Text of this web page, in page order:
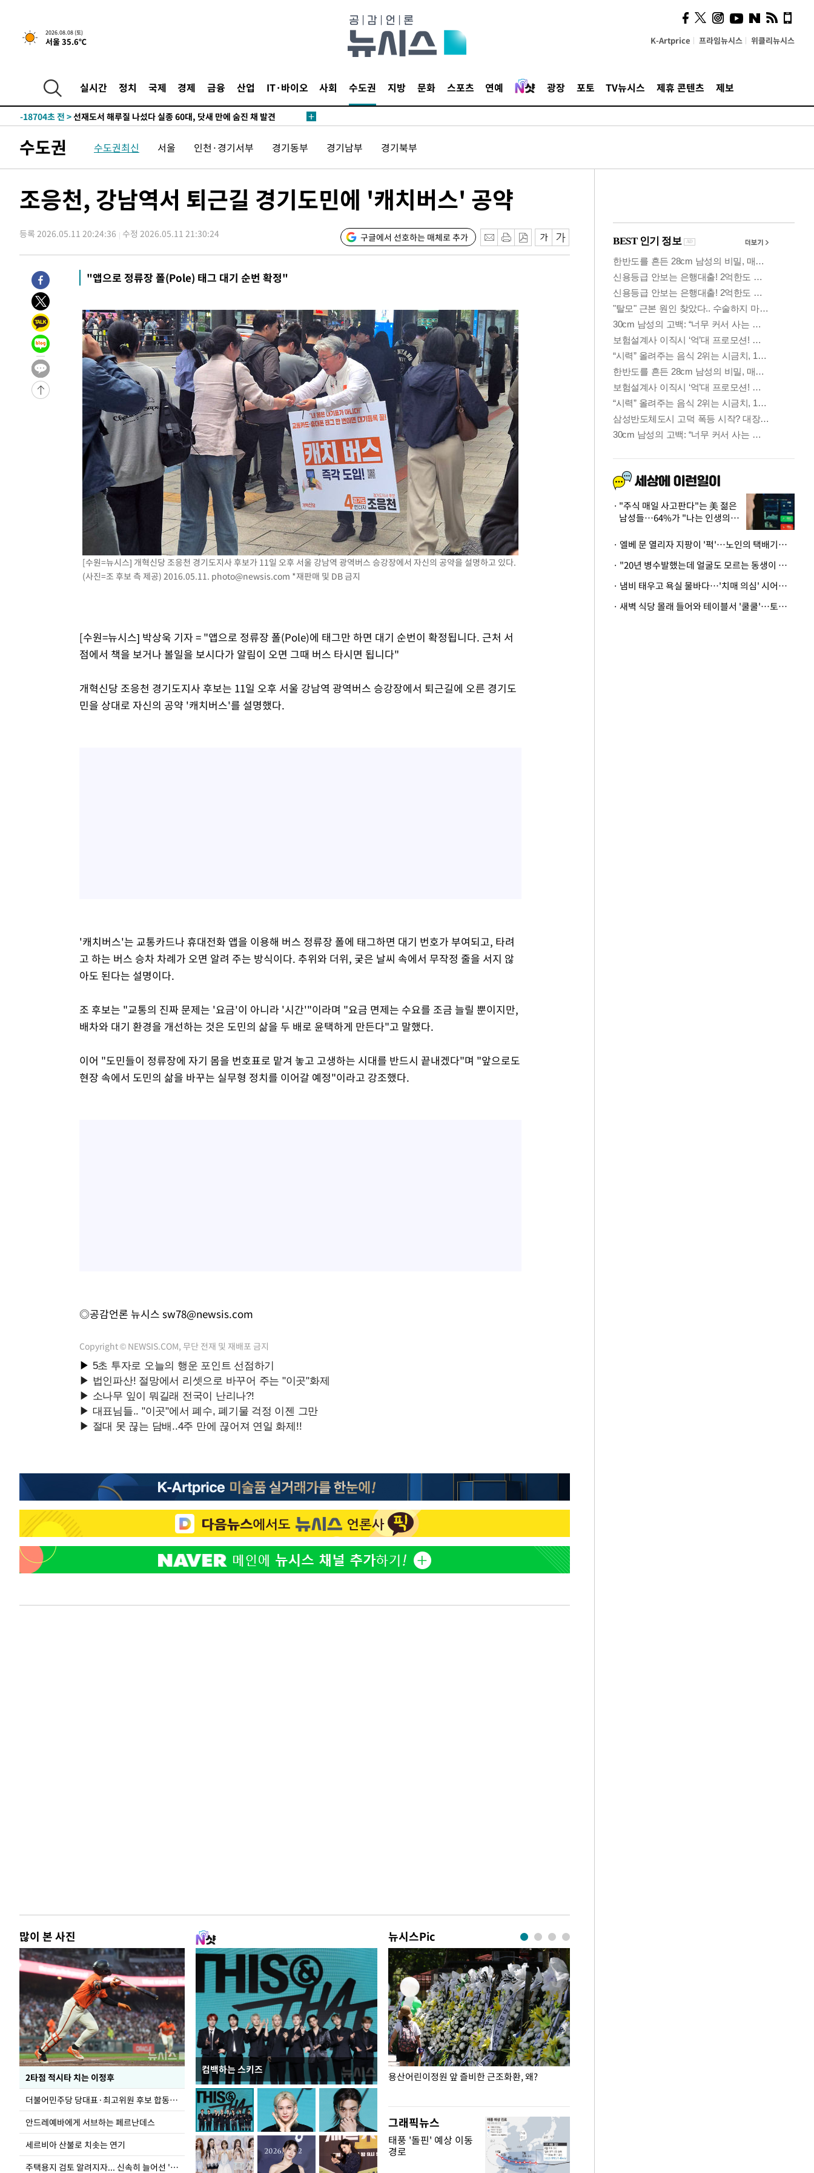
2026.08.08 (토)
서울 35.6℃ K-Artprice 프라임뉴시스 위클리뉴시스
실시간 정치 국제 경제 금융 산업 IT·바이오 사회 수도권 지방 문화 스포츠 연예 광장 포토 TV뉴시스 제휴 콘텐츠 제보
-32191초 전 >[속보]이강인 "감독님이 원하는 마음 느꼈고, 많은 트로피 원해 아
틀레티코 이적"
-31973초 전 >수도권 40도 육박 '펄펄'…동해안 일부 지역엔 호의주의보
-24887초 전 >
강릉에 시간당 81.4㎜ 물폭탄…도로 잠기고 담벼락 붕괴
-20994초 전 >
-18704초 전 >선재도서 해루질 나섰다 실종 60대, 닷새 만에 숨진 채 발견
-15614초 전 >
여수 오동도 해상서 모터보트 전복…1명 사망·1명 실종
-11841초 전 >극한폭염 한풀 꺾이지만…'낮 최고 35도' 무더위, 열대야 계속[다음
-7376초 전 >[속보]'압수수색·성접대 논란' 축구협회 "실망과 걱정 안겨드려 죄
3시간 전 >[속보]뉴욕증시 상승 마감…S&P 0.6% 나스닥 1.3%↑
-32191초 전 >[속보]이강인 "감독님이 원하는 마음 느꼈고, 많은 트로피 원해 아
-31973초 전 >
수도권 40도 육박 '펄펄'…동해안 일부 지역엔 호의주의보
-30942초 전 >
온열질환 사망자 3명 늘어…누적 환자 3000명 돌파
-24887초 전 >
-20994초 전 >
백운산서 80년근 천종산삼 9뿌리 발견…감정가 1.3억원
-18704초 전 >
선재도서 해루질 나섰다 실종 60대, 닷새 만에 숨진 채 발견
-16238초 전 >
남자 농구, 나고야 아시안게임서 '홈팀' 일본과 한일전
-15614초 전 >
여수 오동도 해상서 모터보트 전복…1명 사망·1명 실종
-11841초 전 >
극한폭염 한풀 꺾이지만…'낮 최고 35도' 무더위, 열대야 계속[다음
주 날씨]
축구협회 "압수수색·성접대 논란 사과…쇄신의 기회로 삼겠다"
[속보]'압수수색·성접대 논란' 축구협회 "실망과 걱정 안겨드려 죄
'최고 37도' 폭염 지속…강원동해안 최대 150㎜ 비
[속보]뉴욕증시 상승 마감…S&P 0.6% 나스닥 1.3%↑
수도권 수도권최신 서울 인천·경기서부 경기동부 경기남부 경기북부
조응천, 강남역서 퇴근길 경기도민에 '캐치버스' 공약
등록 2026.05.11 20:24:36 수정 2026.05.11 21:30:24 구글에서 선호하는 매체로 추가
"앱으로 정류장 폴(Pole) 태그 대기 순번 확정"
[수원=뉴시스] 개혁신당 조응천 경기도지사 후보가 11일 오후 서울 강남역 광역버스 승강장에서 자신의 공약을 설명하고 있다.
(사진=조 후보 측 제공) 2016.05.11. photo@newsis.com *재판매 및 DB 금지
[수원=뉴시스] 박상욱 기자 = "앱으로 정류장 폴(Pole)에 태그만 하면 대기 순번이 확정됩니다. 근처 서
점에서 책을 보거나 볼일을 보시다가 알림이 오면 그때 버스 타시면 됩니다"
개혁신당 조응천 경기도지사 후보는 11일 오후 서울 강남역 광역버스 승강장에서 퇴근길에 오른 경기도
민을 상대로 자신의 공약 '캐치버스'를 설명했다.
'캐치버스'는 교통카드나 휴대전화 앱을 이용해 버스 정류장 폴에 태그하면 대기 번호가 부여되고, 타려
고 하는 버스 승차 차례가 오면 알려 주는 방식이다. 추위와 더위, 궂은 날씨 속에서 무작정 줄을 서지 않
아도 된다는 설명이다.
조 후보는 "교통의 진짜 문제는 '요금'이 아니라 '시간'"이라며 "요금 면제는 수요를 조금 늘릴 뿐이지만,
배차와 대기 환경을 개선하는 것은 도민의 삶을 두 배로 윤택하게 만든다"고 말했다.
이어 "도민들이 정류장에 자기 몸을 번호표로 맡겨 놓고 고생하는 시대를 반드시 끝내겠다"며 "앞으로도
현장 속에서 도민의 삶을 바꾸는 실무형 정치를 이어갈 예정"이라고 강조했다.
◎공감언론 뉴시스 sw78@newsis.com
Copyright © NEWSIS.COM, 무단 전재 및 재배포 금지
많이 본 사진
2타점 적시타 치는 이정후
더불어민주당 당대표·최고위원 후보 합동연설회
안드레예바에게 서브하는 페르난데스
세르비아 산불로 치솟는 연기
주택용지 검토 알려지자... 신속히 늘어선 '근조화환'
컴백하는 스키즈
뉴시스Pic
사진으로 보는 일주일 용산어린이정원 앞 즐비한 근조화환, 왜?
그래픽뉴스
태풍 '돌핀' 예상 이동
경로
사이 해답 찾았죠"…알을
깨고 나온 '초자아'
"주식 매일 사고판다"는 美 젊은
남성들…64%가 "나는 인생의
· 엘베 문 열리자 지팡이 '퍽'…노인의 택배기사 폭행 이유
· "20년 병수발했는데 얼굴도 모르는 동생이 유산 절반을"…배다른 형제 상속권 있을까
· 냄비 태우고 욕실 물바다…'치매 의심' 시어머니 검사 권유했다가 '날벼락'
· 새벽 식당 몰래 들어와 테이블서 '쿨쿨'…토사물 남기고 사라진 남성